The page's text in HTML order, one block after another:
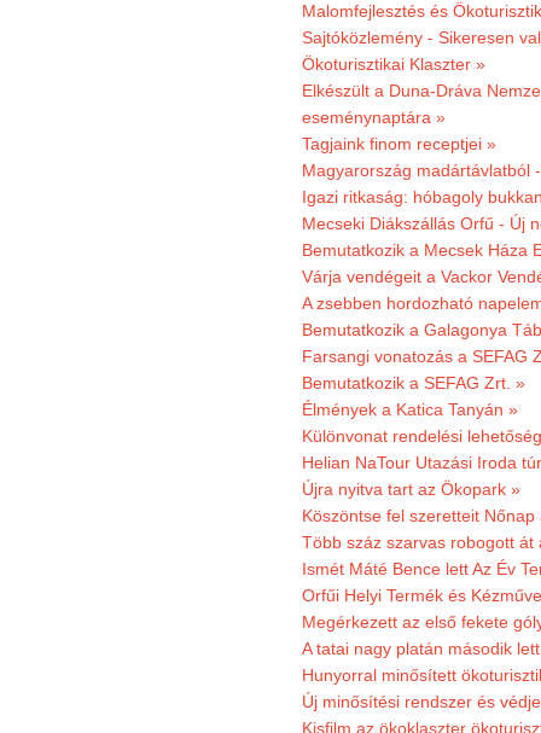
Malomfejlesztés és
Sajtóközlemény - Sikeresen
Ökoturisztikai Klaszter »
Elkészült a Duna-Dráva
eseménynaptára »
Tagjaink finom receptjei »
Magyarország madártávlatból
Igazi ritkaság: hóbagoly
Mecseki Diákszállás Orfű - Új
Bemutatkozik a Mecsek Háza
Várja vendégeit a Vackor
A zsebben hordozható
Bemutatkozik a Galagonya
Farsangi vonatozás a SEFAG
Bemutatkozik a SEFAG Zrt. »
Élmények a Katica Tanyán »
Különvonat rendelési
Helian NaTour Utazási Iroda
Újra nyitva tart az Ökopark »
Köszöntse fel szeretteit
Több száz szarvas robogott át
Ismét Máté Bence lett Az Év
Orfűi Helyi Termék és
Megérkezett az első fekete
A tatai nagy platán második
Hunyorral minősített
Új minősítési rendszer és
Kisfilm az ökoklaszter